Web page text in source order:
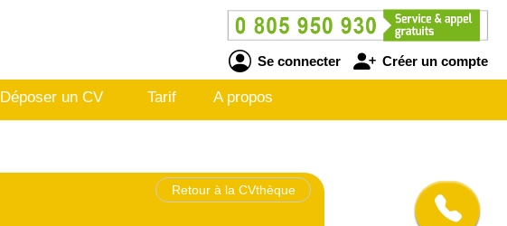
Se connecter Créer un compte
Déposer un CV Tarif A propos
Retour à la CVthèque